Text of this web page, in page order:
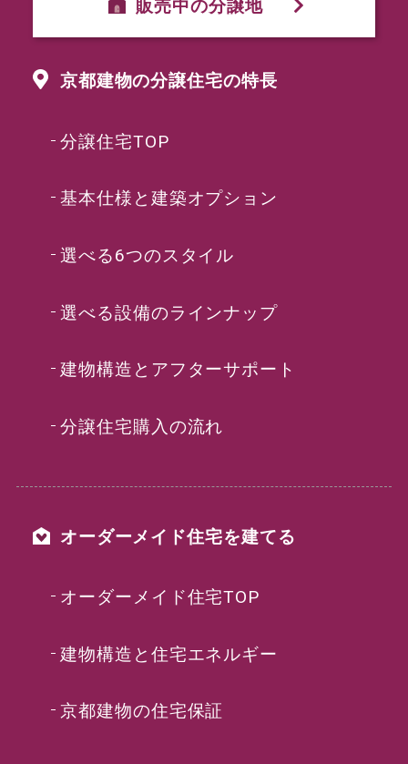
京都建物の分譲住宅の特長
分譲住宅TOP
基本仕様と建築オプション
選べる6つのスタイル
選べる設備のラインナップ
建物構造とアフターサポート
分譲住宅購入の流れ
オーダーメイド住宅を建てる
オーダーメイド住宅TOP
建物構造と住宅エネルギー
京都建物の住宅保証